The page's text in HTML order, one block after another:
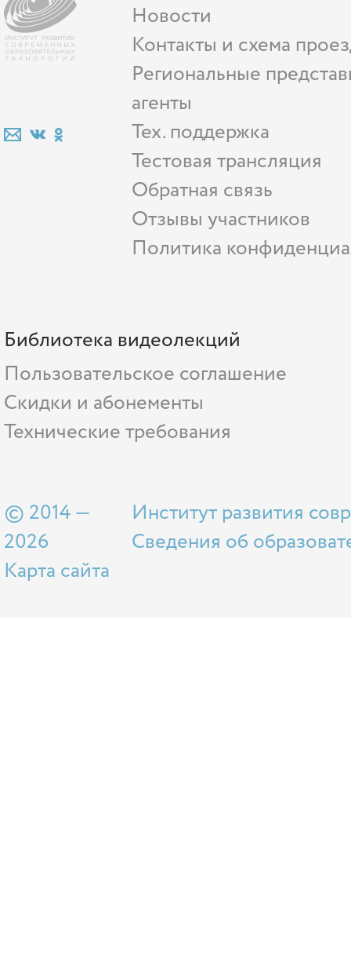
Новости
Контакты и схема
Региональные
агенты
Тех. поддержка
Тестовая трансляция
Обратная связь
Отзывы участников
Политика
Библиотека видеолекций
Пользовательское соглашение
Скидки и абонементы
Технические требования
© 2014 —
2026
Карта сайта
Институт развития
Сведения об